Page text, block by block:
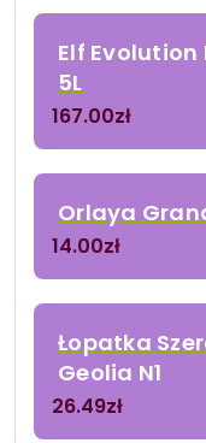
Elf Evolution
5L
167.00zł
Orlaya
14.00zł
Łopatka
Geolia N1
26.49zł